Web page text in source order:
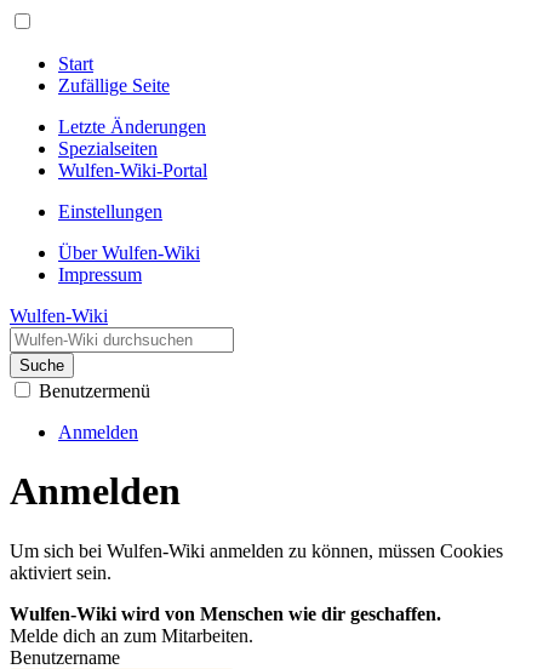
Start
Zufällige Seite
Letzte Änderungen
Spezialseiten
Wulfen-Wiki-Portal
Einstellungen
Über Wulfen-Wiki
Impressum
Wulfen-Wiki
Suche
Benutzermenü
Anmelden
Anmelden
Um sich bei Wulfen-Wiki anmelden zu können, müssen Cookies
aktiviert sein.
Wulfen-Wiki wird von Menschen wie dir geschaffen.
Melde dich an zum Mitarbeiten.
Benutzername